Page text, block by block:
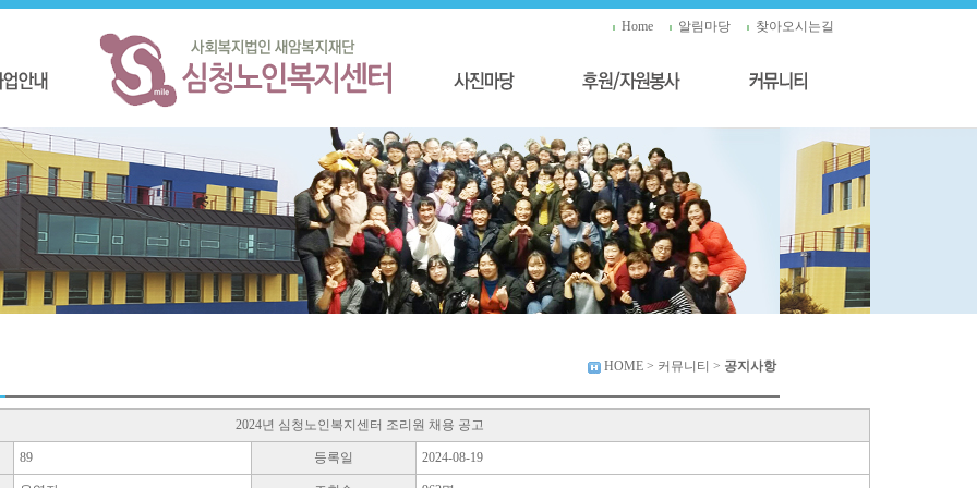
Home 알림마당 찾아오시는길
HOME > 커뮤니티 > 공지사항
2024년 심청노인복지센터 조리원 채용 공고
89 등록일 2024-08-19